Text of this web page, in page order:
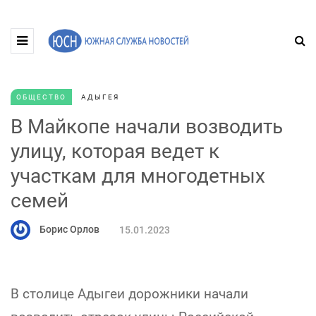
ОБЩЕСТВО АДЫГЕЯ
В Майкопе начали возводить
улицу, которая ведет к
участкам для многодетных
семей
Борис Орлов 15.01.2023
В столице Адыгеи дорожники начали